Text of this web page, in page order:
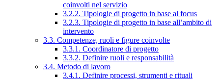
coinvolti nel servizio
3.2.2. Tipologie di progetto in base al focus
3.2.3. Tipologie di progetto in base all’ambito di
intervento
3.3. Competenze, ruoli e figure coinvolte
3.3.1. Coordinatore di progetto
3.3.2. Definire ruoli e responsabilità
3.4. Metodo di lavoro
3.4.1. Definire processi, strumenti e rituali